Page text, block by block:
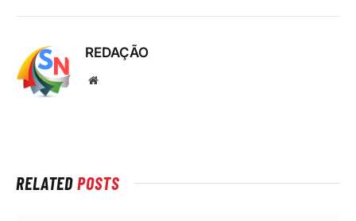
REDAÇÃO
Local
RELATEDPOSTS